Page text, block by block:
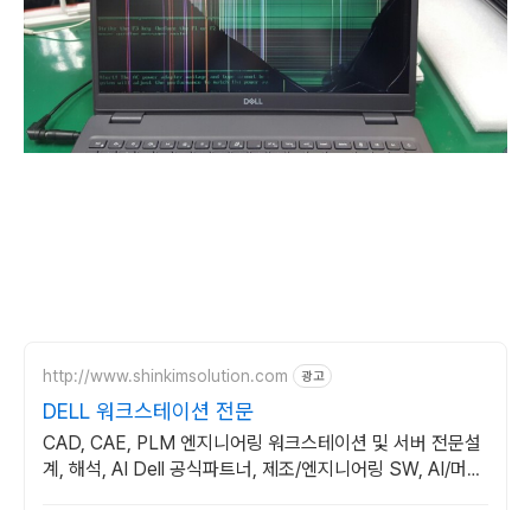
http://www.shinkimsolution.com 광고
DELL 워크스테이션 전문
CAD, CAE, PLM 엔지니어링 워크스테이션 및 서버 전문설
계, 해석, AI Dell 공식파트너, 제조/엔지니어링 SW, AI/머신